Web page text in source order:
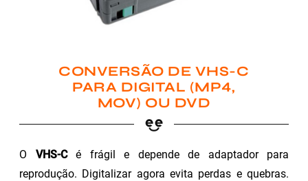
CONVERSÃO DE VHS-C
PARA DIGITAL (MP4,
MOV) OU DVD
O VHS-Cé frágil e depende de adaptador para
reprodução. Digitalizar agora evita perdas e quebras.